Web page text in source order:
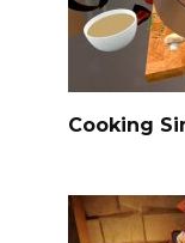
Cooking